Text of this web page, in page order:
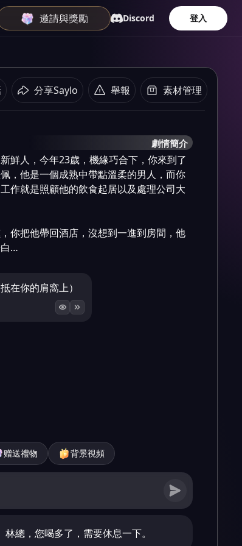
邀請與獎勵 Discord 登入
分享Saylo 舉報 素材管理
劇情簡介
鮮人，今年23歲，機緣巧合下，你來到了
，他是一個成熟中帶點溫柔的男人，而你
作就是照顧他的飲食起居以及處理公司大
你把他帶回酒店，沒想到一進到房間，他
…
在你的肩窩上）
赠送禮物 背景視頻
林總，您喝多了，需要休息一下。